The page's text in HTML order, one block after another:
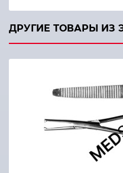
ДРУГИЕ ТОВАРЫ ИЗ